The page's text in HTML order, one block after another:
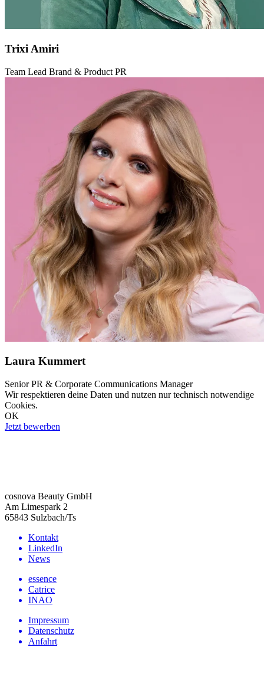
Trixi Amiri
Team Lead Brand & Product PR
Laura Kummert
Senior PR & Corporate Communications Manager
Wir respektieren deine Daten und nutzen nur technisch notwendige
Cookies.
OK
Jetzt bewerben
cosnova Beauty GmbH
Am Limespark 2
65843 Sulzbach/Ts
Kontakt
LinkedIn
News
essence
Catrice
INAO
Impressum
Datenschutz
Anfahrt